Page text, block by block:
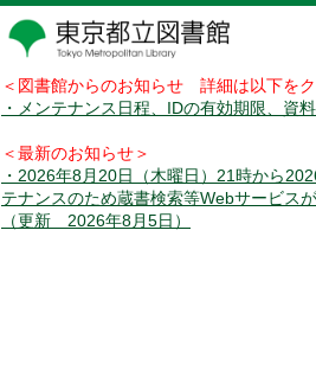
＜図書館からのお知らせ 詳細は以下を
・メンテナンス日程、IDの有効期限、資
＜最新のお知らせ＞
・2026年8月20日（木曜日）21時から
テナンスのため蔵書検索等Webサービス
（更新 2026年8月5日）